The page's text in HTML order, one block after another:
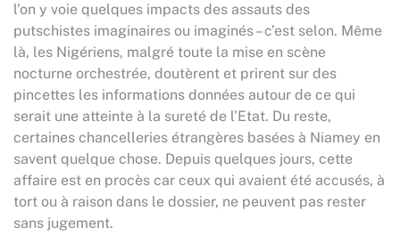
l’on y voie quelques impacts des assauts des
putschistes imaginaires ou imaginés – c’est selon. Même
là, les Nigériens, malgré toute la mise en scène
nocturne orchestrée, doutèrent et prirent sur des
pincettes les informations données autour de ce qui
serait une atteinte à la sureté de l’Etat. Du reste,
certaines chancelleries étrangères basées à Niamey en
savent quelque chose. Depuis quelques jours, cette
affaire est en procès car ceux qui avaient été accusés, à
tort ou à raison dans le dossier, ne peuvent pas rester
sans jugement.